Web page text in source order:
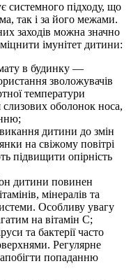
системного підходу, що
так і за його межами.
заходів можна значно
імунітет дитини:
в будинку —
зволожувачів
температури
слизових оболонок носа,
дитини до змін
на свіжому повітрі
підвищити опірність
дитини повинен
мінералів та
Особливу увагу
на вітамін C;
та бактерії часто
Регулярне
попаданню